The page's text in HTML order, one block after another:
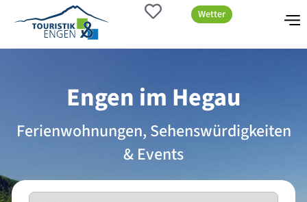
Wetter
Engen im Hegau
Ferienwohnungen, Sehenswürdigkeiten
& Events